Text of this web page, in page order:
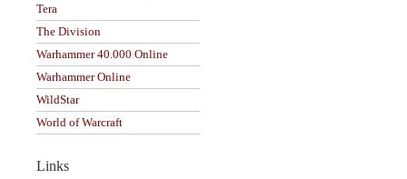
Tera
The Division
Warhammer 40.000 Online
Warhammer Online
WildStar
World of Warcraft
Links